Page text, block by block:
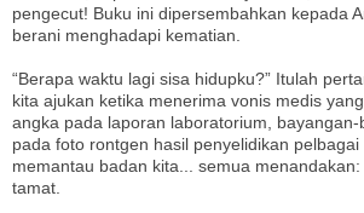
pengecut! Buku ini dipersembahkan kepada
berani menghadapi kematian.
“Berapa waktu lagi sisa hidupku?” Itulah
kita ajukan ketika menerima vonis medis
angka pada laporan laboratorium,
pada foto rontgen hasil penyelidikan pelbagai
memantau badan kita... semua
tamat.